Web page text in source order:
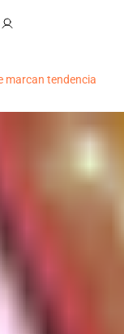
marcan tendencia